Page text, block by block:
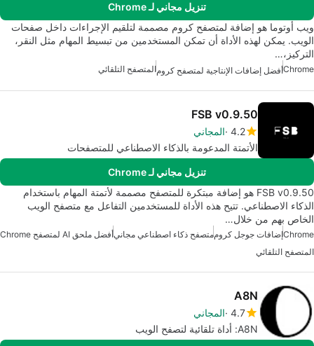
تنزيل مجاني لـ Chrome
ويب أوتوما هو إضافة لمتصفح كروم مصممة لتلقيم الإجراءات داخل صفحات
الويب. يمكن لهذه الأداة أن تمكن المستخدمين من تبسيط المهام مثل النقر،
التركيز،…
Chromeأفضل إضافات الإنتاجية لمتصفح كرومالمتصفح التلقائي
FSB v0.9.50
4.2 المجاني
الأتمتة المدعومة بالذكاء الاصطناعي للمتصفحات
تنزيل مجاني لـ Chrome
FSB v0.9.50 هو إضافة مبتكرة للمتصفح مصممة لأتمتة المهام باستخدام
الذكاء الاصطناعي. تتيح هذه الأداة للمستخدمين التفاعل مع متصفح الويب
الخاص بهم من خلال…
Chromeإضافات جوجل كروممتصفح ذكاء اصطناعي مجانيأفضل ملحق AI لمتصفح Chrome
المتصفح التلقائي
A8N
4.7 المجاني
A8N: أداة تلقائية لتصفح الويب